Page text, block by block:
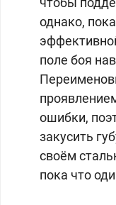
однако,
поле боя
ошибки,
закусить
своём
пока что